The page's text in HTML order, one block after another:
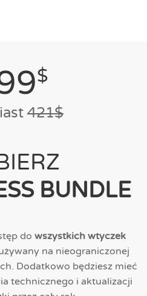
$
421$
BUNDLE
do wszystkich wtyczek
na nieograniczonej
Dodatkowo będziesz mieć
technicznego i aktualizacji